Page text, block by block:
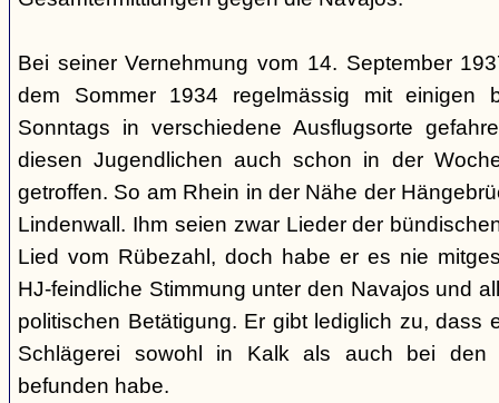
Bei seiner Vernehmung vom 14. September
dem Sommer 1934 regelmässig mit einigen
Sonntags in verschiedene Ausflugsorte
diesen Jugendlichen auch schon in der
getroffen. So am Rhein in der Nähe der
Lindenwall. Ihm seien zwar Lieder der
Lied vom Rübezahl, doch habe er es nie
HJ-feindliche Stimmung unter den Navajos und
politischen Betätigung. Er gibt lediglich zu, dass
Schlägerei sowohl in Kalk als auch bei den
befunden habe.